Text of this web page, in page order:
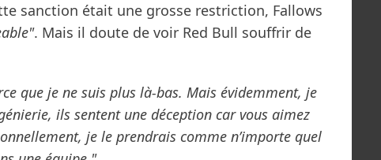
sanction était une grosse restriction, Fallows
. Mais il doute de voir Red Bull souffrir de
que je ne suis plus là-bas. Mais évidemment, je
ils sentent une déception car vous aimez
je le prendrais comme n’importe quel